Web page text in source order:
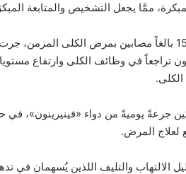
ممَّا يجعل التشخيص والمتابعة
تراجعاً في وظائف الكلى وارتفاع
جرعةً يوميةً من دواء «فينيرينون»،
لعلاج المرض.
الالتهاب والتليف اللذين يُسهمان